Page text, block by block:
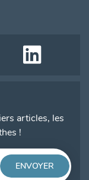
articles, les
!